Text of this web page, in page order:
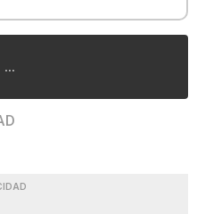
...